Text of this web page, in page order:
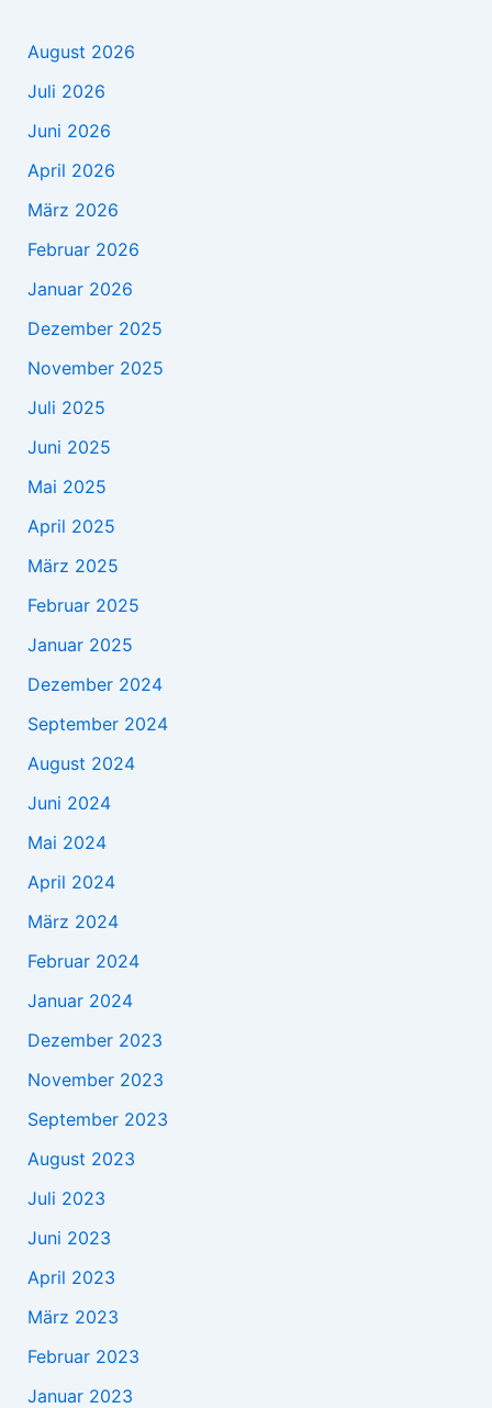
August 2026
Juli 2026
Juni 2026
April 2026
März 2026
Februar 2026
Januar 2026
Dezember 2025
November 2025
Juli 2025
Juni 2025
Mai 2025
April 2025
März 2025
Februar 2025
Januar 2025
Dezember 2024
September 2024
August 2024
Juni 2024
Mai 2024
April 2024
März 2024
Februar 2024
Januar 2024
Dezember 2023
November 2023
September 2023
August 2023
Juli 2023
Juni 2023
April 2023
März 2023
Februar 2023
Januar 2023